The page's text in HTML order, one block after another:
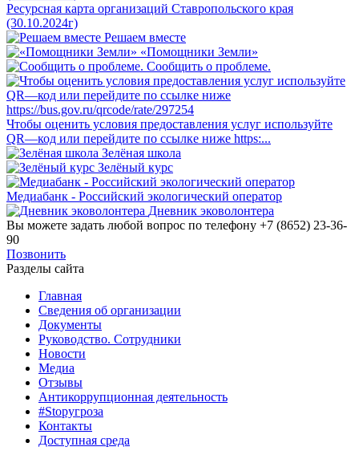
Ресурсная карта организаций Ставропольского края
(30.10.2024г)
Решаем вместе
«Помощники Земли»
Сообщить о проблеме.
Чтобы оценить условия предоставления услуг используйте
QR—код или перейдите по ссылке ниже https:...
Зелёная школа
Зелёный курс
Медиабанк - Российский экологический оператор
Дневник эковолонтера
Вы можете задать любой вопрос по телефону +7 (8652) 23-36-
90
Позвонить
Разделы сайта
Главная
Сведения об организации
Документы
Руководство. Сотрудники
Новости
Медиа
Отзывы
Антикоррупционная деятельность
#Stopугроза
Контакты
Доступная среда